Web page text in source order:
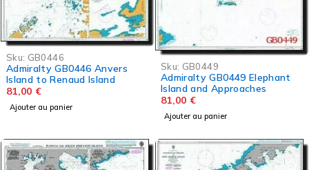
Sku: GB0446
Admiralty GB0446 Anvers
Island to Renaud Island
81,00 €
Ajouter au panier
Sku: GB0449
Admiralty GB0449 Elephant
Island and Approaches
81,00 €
Ajouter au panier